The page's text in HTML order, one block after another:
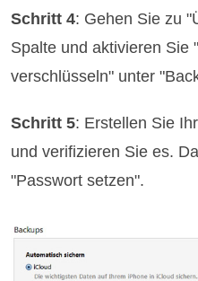
Schritt 4: Gehen Sie zu
Spalte und aktivieren Sie
verschlüsseln" unter
Schritt 5: Erstellen Sie
und verifizieren Sie es.
"Passwort setzen".